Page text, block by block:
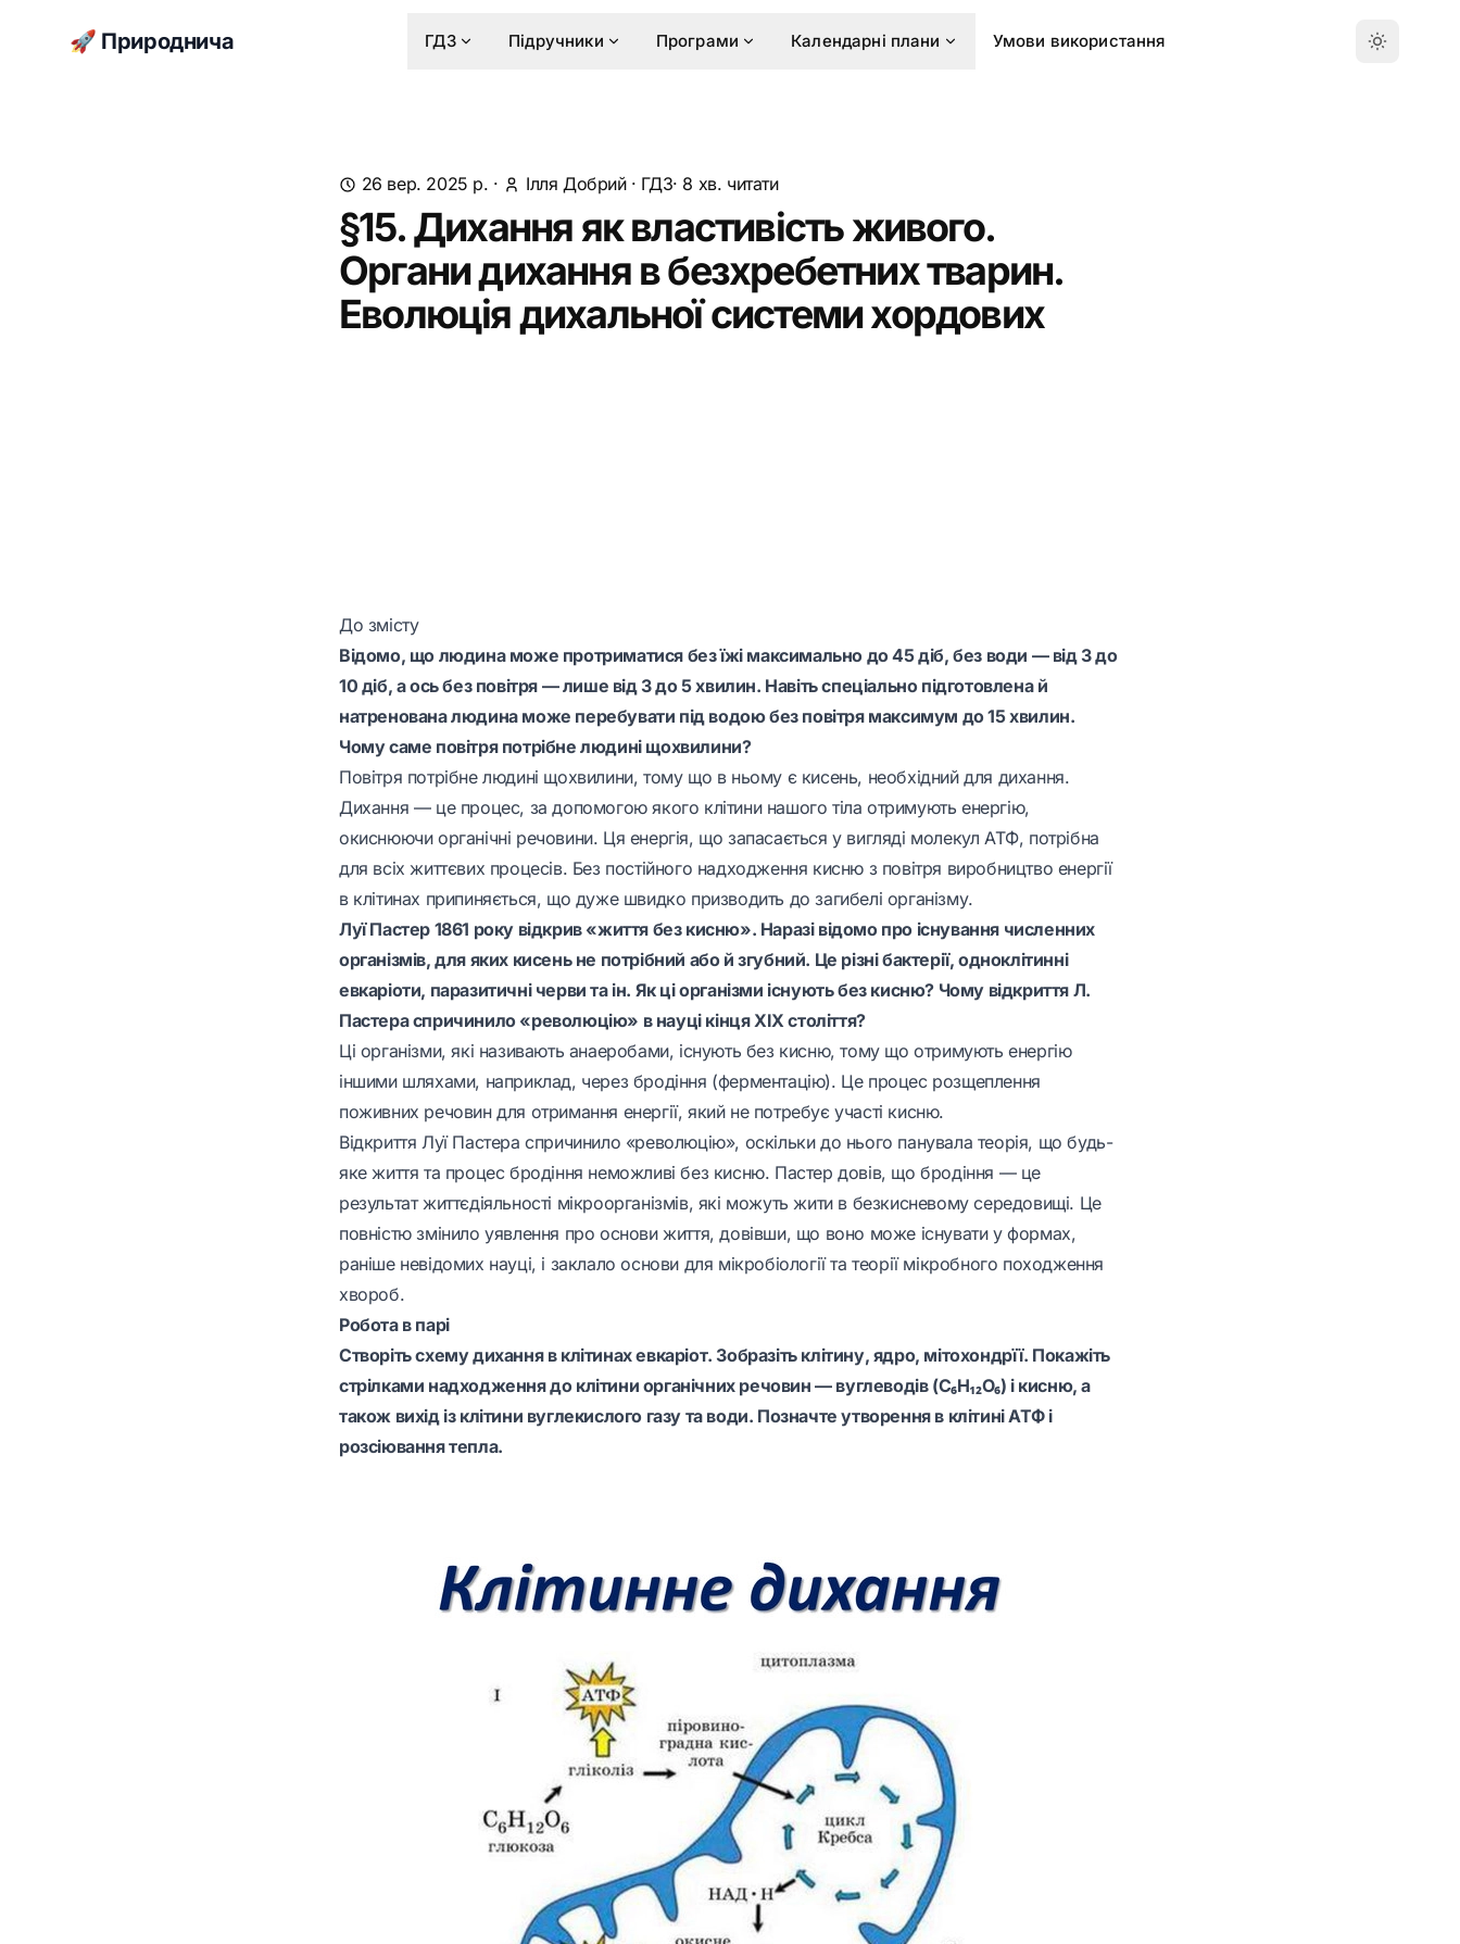
🚀 Природнича ГДЗ Підручники Програми Календарні плани Умови використання
26 вер. 2025 р. · Ілля Добрий· ГДЗ· 8 хв. читати
§15. Дихання як властивість живого.
Органи дихання в безхребетних тварин.
Еволюція дихальної системи хордових
До змісту
Відомо, що людина може протриматися без їжі максимально до 45 діб, без води — від 3 до
10 діб, а ось без повітря — лише від 3 до 5 хвилин. Навіть спеціально підготовлена й
натренована людина може перебувати під водою без повітря максимум до 15 хвилин.
Чому саме повітря потрібне людині щохвилини?
Повітря потрібне людині щохвилини, тому що в ньому є кисень, необхідний для дихання.
Дихання — це процес, за допомогою якого клітини нашого тіла отримують енергію,
окиснюючи органічні речовини. Ця енергія, що запасається у вигляді молекул АТФ, потрібна
для всіх життєвих процесів. Без постійного надходження кисню з повітря виробництво енергії
в клітинах припиняється, що дуже швидко призводить до загибелі організму.
Луї Пастер 1861 року відкрив «життя без кисню». Наразі відомо про існування численних
організмів, для яких кисень не потрібний або й згубний. Це різні бактерії, одноклітинні
евкаріоти, паразитичні черви та ін. Як ці організми існують без кисню? Чому відкриття Л.
Пастера спричинило «революцію» в науці кінця XIX століття?
Ці організми, які називають анаеробами, існують без кисню, тому що отримують енергію
іншими шляхами, наприклад, через бродіння (ферментацію). Це процес розщеплення
поживних речовин для отримання енергії, який не потребує участі кисню.
Відкриття Луї Пастера спричинило «революцію», оскільки до нього панувала теорія, що будь-
яке життя та процес бродіння неможливі без кисню. Пастер довів, що бродіння — це
результат життєдіяльності мікроорганізмів, які можуть жити в безкисневому середовищі. Це
повністю змінило уявлення про основи життя, довівши, що воно може існувати у формах,
раніше невідомих науці, і заклало основи для мікробіології та теорії мікробного походження
хвороб.
Робота в парі
Створіть схему дихання в клітинах евкаріот. Зобразіть клітину, ядро, мітохондрїї. Покажіть
стрілками надходження до клітини органічних речовин — вуглеводів (С₆Н₁₂О₆) і кисню, а
також вихід із клітини вуглекислого газу та води. Позначте утворення в клітині АТФ і
розсіювання тепла.